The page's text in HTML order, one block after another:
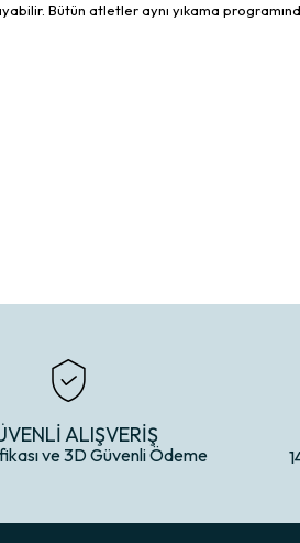
Bütün atletler aynı yıkama
ALIŞVERİŞ
ve 3D Güvenli Ödeme